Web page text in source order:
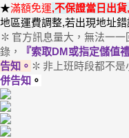
★滿額免運,不保證當日出
地區運費調整,若出現地址
✽ 官方訊息量大，無法一
錄，
『索取DM或指定儲值
告知 。 ✽ 非上班時段都不是
併告知 。